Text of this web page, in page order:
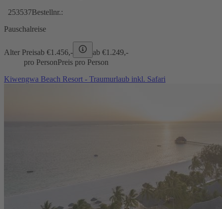
253537Bestellnr.:
Pauschalreise
Alter Preisab €1.456,- ab €1.249,-
pro PersonPreis pro Person
Kiwengwa Beach Resort - Traumurlaub inkl. Safari